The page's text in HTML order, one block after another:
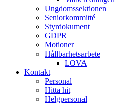
Ungdomssektionen
Seniorkommitté
Styrdokument
GDPR
Motioner
Hållbarhetsarbete
LOVA
Kontakt
Personal
Hitta hit
Helgpersonal